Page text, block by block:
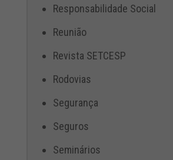
Responsabilidade Social
Reunião
Revista SETCESP
Rodovias
Segurança
Seguros
Seminários